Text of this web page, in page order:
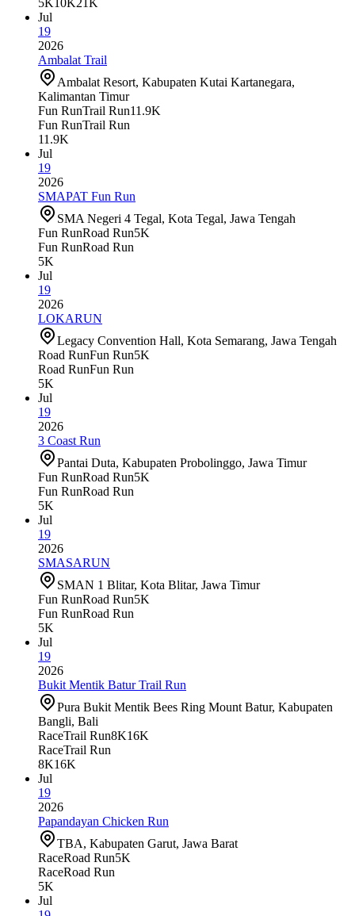
Jul
19
2026
Ambalat Trail
Ambalat Resort, Kabupaten Kutai Kartanegara,
Kalimantan Timur
Fun RunTrail Run11.9K
Fun RunTrail Run
11.9K
Jul
19
2026
SMAPAT Fun Run
SMA Negeri 4 Tegal, Kota Tegal, Jawa Tengah
Fun RunRoad Run5K
Fun RunRoad Run
5K
Jul
19
2026
LOKARUN
Legacy Convention Hall, Kota Semarang, Jawa Tengah
Road RunFun Run5K
Road RunFun Run
5K
Jul
19
2026
3 Coast Run
Pantai Duta, Kabupaten Probolinggo, Jawa Timur
Fun RunRoad Run5K
Fun RunRoad Run
5K
Jul
19
2026
SMASARUN
SMAN 1 Blitar, Kota Blitar, Jawa Timur
Fun RunRoad Run5K
Fun RunRoad Run
5K
Jul
19
2026
Bukit Mentik Batur Trail Run
Pura Bukit Mentik Bees Ring Mount Batur, Kabupaten
Bangli, Bali
RaceTrail Run8K16K
RaceTrail Run
8K16K
Jul
19
2026
Papandayan Chicken Run
TBA, Kabupaten Garut, Jawa Barat
RaceRoad Run5K
RaceRoad Run
5K
Jul